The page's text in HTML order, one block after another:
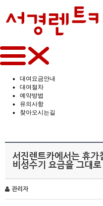
대여요금안내
대여절차
예약방법
유의사항
찾아오시는길
서진렌트카에서는 휴가
비성수기 요금을 그대
관리자